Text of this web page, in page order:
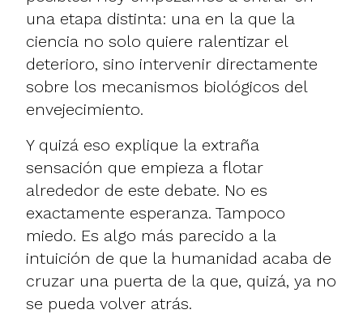
una etapa distinta: una en la que la
ciencia no solo quiere ralentizar el
deterioro, sino intervenir directamente
sobre los mecanismos biológicos del
envejecimiento.
Y quizá eso explique la extraña
sensación que empieza a flotar
alrededor de este debate. No es
exactamente esperanza. Tampoco
miedo. Es algo más parecido a la
intuición de que la humanidad acaba de
cruzar una puerta de la que, quizá, ya no
se pueda volver atrás.